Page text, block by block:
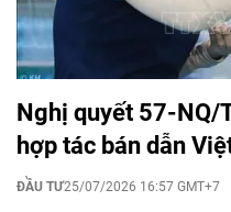
Nghị quyết 57-NQ/
hợp tác bán dẫn
ĐẦU TƯ25/07/2026 16:57 GMT+7